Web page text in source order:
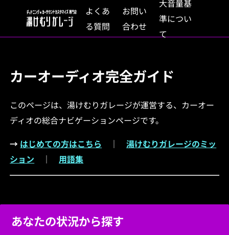
よくあ
る質問
お問い
合わせ
大音量基
準につい
て
カーオーディオ完全ガイド
このページは、湯けむりガレージが運営する、カーオー
ディオの総合ナビゲーションページです。
→ はじめての方はこちら ｜湯けむりガレージのミッ
ション ｜用語集
あなたの状況から探す